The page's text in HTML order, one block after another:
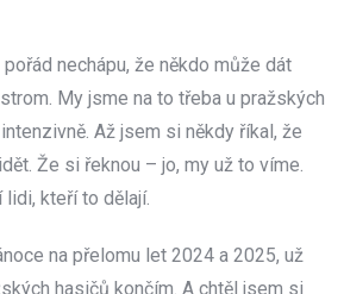
nechápu, že někdo může dát
My jsme na to třeba u pražských
Až jsem si někdy říkal, že
Že si řeknou – jo, my už to víme.
kteří to dělají.
na přelomu let 2024 a 2025, už
hasičů končím. A chtěl jsem si